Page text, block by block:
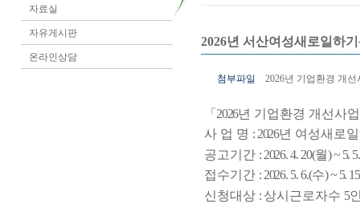
자료실
자유게시판
온라인상담
2026년 서산여성새로일하
첨부파일 2026년 기업환경 개
「 2026년 기업환경 개선사업
사 업 명 : 2026년 여성새로
공고기간 : 2026. 4. 20(월) ~ 5. 5.
접수기간 : 2026. 5. 6.(수) ~ 5.
신청대상 : 상시근로자수 5